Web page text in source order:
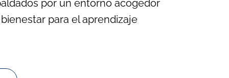
por un entorno acogedor
para el aprendizaje